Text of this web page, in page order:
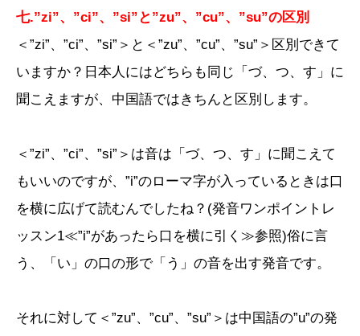
七.”zi”、”ci”、”si”と”zu”、”cu”、”su”の区別
＜”zi”、”ci”、”si”＞と＜”zu”、”cu”、”su”＞区別できて
いますか？日本人にはどちらも同じ「づ、つ、す」に
聞こえますが、中国語ではきちんと区別します。
＜”zi”、”ci”、”si”＞は音は「づ、つ、す」に聞こえて
もいいのですが、”i”のローマ字が入っているときは口
を横に広げて読むんでしたね？(発音ワンポイントレ
ッスン1≪”i”があったら口を横に引く≫参照)俗に言
う、「い」の口の形で「う」の音を出す発音です。
それに対して＜”zu”、”cu”、”su”＞は中国語の”u”の発